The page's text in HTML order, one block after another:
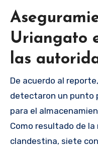
Uriangato
las
De acuerdo al
detectaron un punto
para el
Como resultado de
clandestina, siete